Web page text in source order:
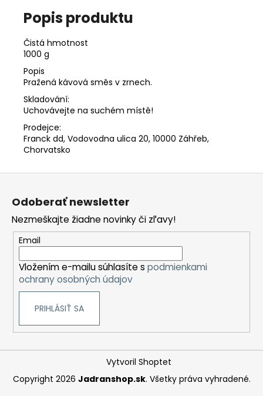
Popis produktu
Čistá hmotnost
1000 g
Popis
Pražená kávová směs v zrnech.
Skladování:
Uchovávejte na suchém místě!
Prodejce:
Franck dd, Vodovodna ulica 20, 10000 Záhřeb,
Chorvatsko
Odoberať newsletter
Nezmeškajte žiadne novinky či zľavy!
Email
Vložením e-mailu súhlasíte s podmienkami
ochrany osobných údajov
PRIHLÁSIŤ SA
Vytvoril Shoptet
Copyright 2026 Jadranshop.sk. Všetky práva vyhradené.